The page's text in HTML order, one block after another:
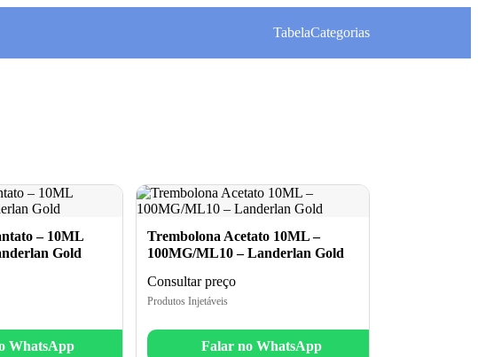
TabelaCategorias
– 10ML
Gold
WhatsApp
Trembolona Acetato 10ML –
100MG/ML10 – Landerlan Gold
Consultar preço
Produtos Injetáveis
Falar no WhatsApp